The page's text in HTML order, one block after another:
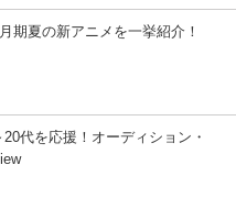
期夏の新アニメを一挙紹介！
代を応援！オーディション・